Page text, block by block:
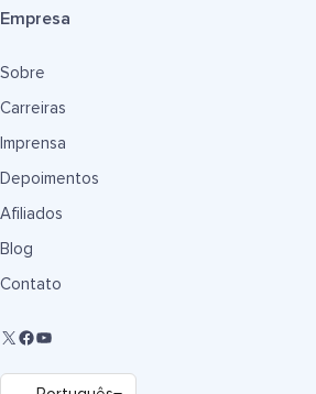
Empresa
Sobre
Carreiras
Imprensa
Depoimentos
Afiliados
Blog
Contato